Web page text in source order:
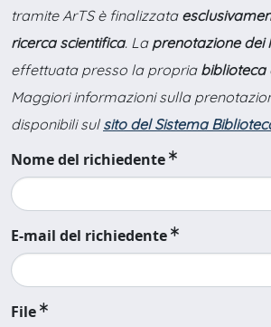
tramite ArTS è finalizzata
ricerca scientifica. La prenotazione dei
effettuata presso la propria biblioteca
Maggiori informazioni sulla
disponibili sul sito del Sistema
Nome del richiedente
E-mail del richiedente
File